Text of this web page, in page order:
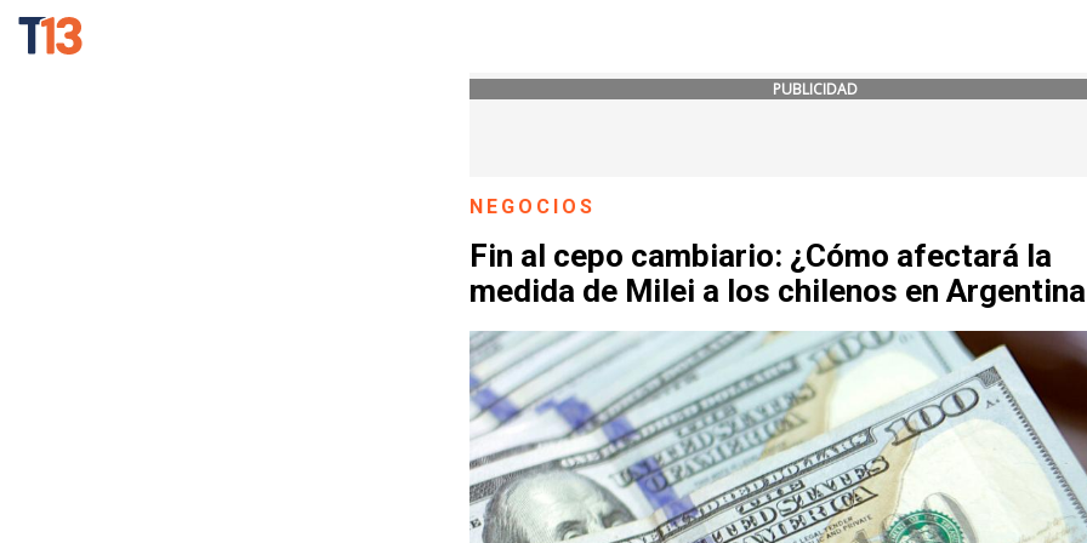
PUBLICIDAD
NEGOCIOS
Fin al cepo cambiario: ¿Cómo afectará la
medida de Milei a los chilenos en